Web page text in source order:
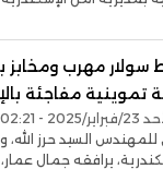
مهرب ومخابز
تموينية مفاجئة
2025 - 02:21 م
للمهندس السيد حرز الله،
يرافقه جمال